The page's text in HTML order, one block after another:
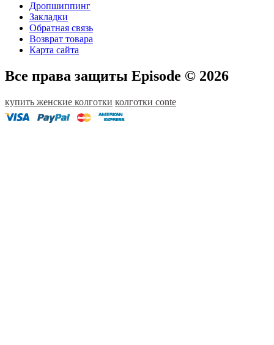
Дропшиппинг
Закладки
Обратная связь
Возврат товара
Карта сайта
Все права защиты Episode © 2026
купить женские колготки колготки conte